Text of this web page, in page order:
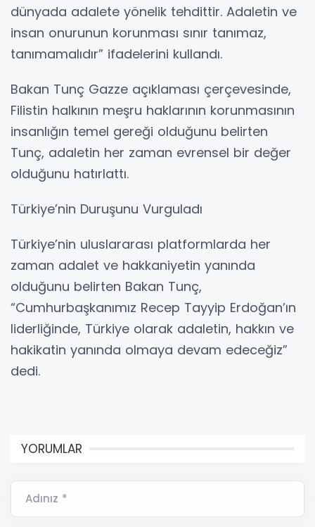
dünyada adalete yönelik tehdittir. Adaletin ve
insan onurunun korunması sınır tanımaz,
tanımamalıdır” ifadelerini kullandı.
Bakan Tunç Gazze açıklaması çerçevesinde,
Filistin halkının meşru haklarının korunmasının
insanlığın temel gereği olduğunu belirten
Tunç, adaletin her zaman evrensel bir değer
olduğunu hatırlattı.
Türkiye’nin Duruşunu Vurguladı
Türkiye’nin uluslararası platformlarda her
zaman adalet ve hakkaniyetin yanında
olduğunu belirten Bakan Tunç,
“Cumhurbaşkanımız Recep Tayyip Erdoğan’ın
liderliğinde, Türkiye olarak adaletin, hakkın ve
hakikatin yanında olmaya devam edeceğiz”
dedi.
YORUMLAR
Adınız *